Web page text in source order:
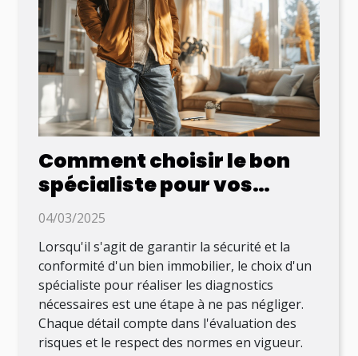
Comment choisir le bon
spécialiste pour vos
diagnostics immobiliers ?
04/03/2025
Lorsqu'il s'agit de garantir la sécurité et la
conformité d'un bien immobilier, le choix d'un
spécialiste pour réaliser les diagnostics
nécessaires est une étape à ne pas négliger.
Chaque détail compte dans l'évaluation des
risques et le respect des normes en vigueur.